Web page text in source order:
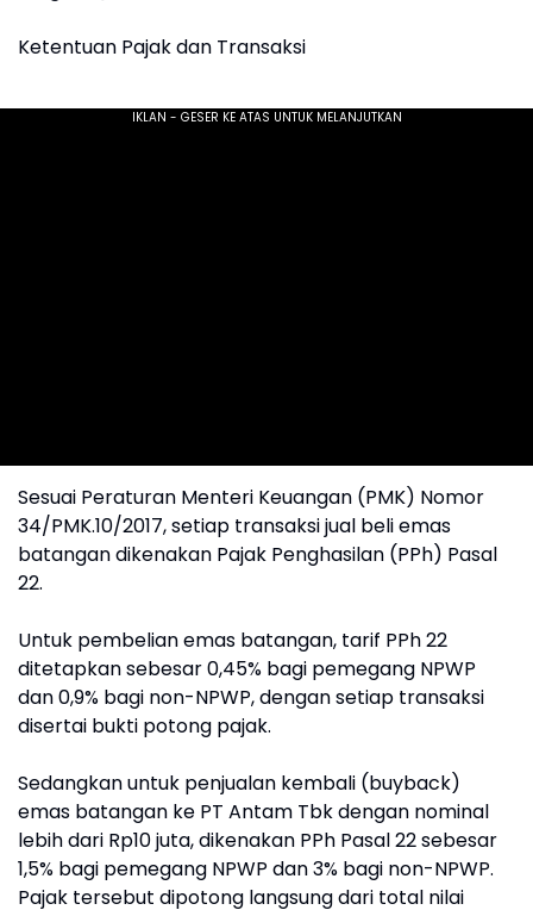
Ketentuan Pajak dan Transaksi
Sesuai Peraturan Menteri Keuangan (PMK) Nomor
34/PMK.10/2017, setiap transaksi jual beli emas
batangan dikenakan Pajak Penghasilan (PPh) Pasal
22.
Untuk pembelian emas batangan, tarif PPh 22
ditetapkan sebesar 0,45% bagi pemegang NPWP
dan 0,9% bagi non-NPWP, dengan setiap transaksi
disertai bukti potong pajak.
Sedangkan untuk penjualan kembali (buyback)
emas batangan ke PT Antam Tbk dengan nominal
lebih dari Rp10 juta, dikenakan PPh Pasal 22 sebesar
1,5% bagi pemegang NPWP dan 3% bagi non-NPWP.
Pajak tersebut dipotong langsung dari total nilai